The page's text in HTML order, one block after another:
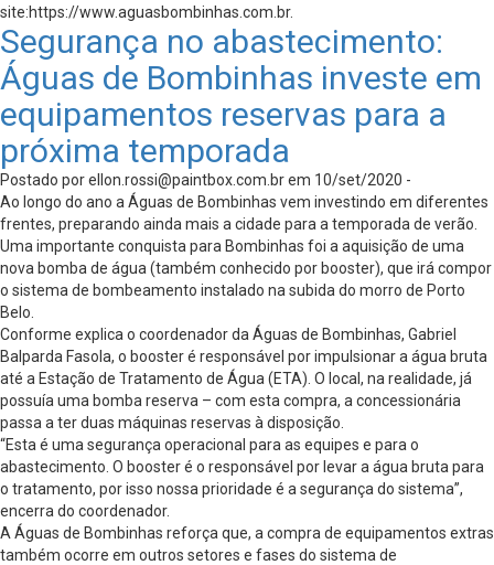
site:https://www.aguasbombinhas.com.br.
Segurança no abastecimento:
Águas de Bombinhas investe em
equipamentos reservas para a
próxima temporada
Postado porellon.rossi@paintbox.com.brem 10/set/2020 -
Ao longo do ano a Águas de Bombinhas vem investindo em diferentes
frentes, preparando ainda mais a cidade para a temporada de verão.
Uma importante conquista para Bombinhas foi a aquisição de uma
nova bomba de água (também conhecido por booster), que irá compor
o sistema de bombeamento instalado na subida do morro de Porto
Belo.
Conforme explica o coordenador da Águas de Bombinhas, Gabriel
Balparda Fasola, o booster é responsável por impulsionar a água bruta
até a Estação de Tratamento de Água (ETA). O local, na realidade, já
possuía uma bomba reserva – com esta compra, a concessionária
passa a ter duas máquinas reservas à disposição.
“Esta é uma segurança operacional para as equipes e para o
abastecimento. O booster é o responsável por levar a água bruta para
o tratamento, por isso nossa prioridade é a segurança do sistema”,
encerra do coordenador.
A Águas de Bombinhas reforça que, a compra de equipamentos extras
também ocorre em outros setores e fases do sistema de